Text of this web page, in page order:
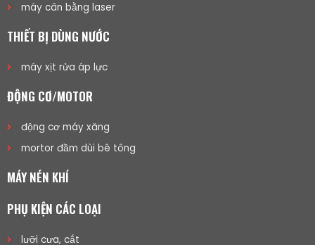
máy cân bằng laser
THIẾT BỊ DÙNG NƯỚC
máy xịt rửa áp lực
ĐỘNG CƠ/MOTOR
động cơ máy xăng
mortor đầm dùi bê tông
MÁY NÉN KHÍ
PHỤ KIỆN CÁC LOẠI
lưỡi cưa, cắt